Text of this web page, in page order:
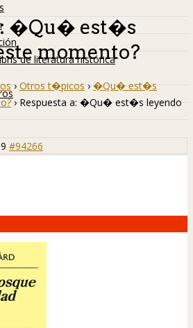
de literatura histórica
�Qu� est�s
momento?
› Otros t�picos › �Qu� est�s
› Respuesta a: �Qu� est�s leyendo
#94266